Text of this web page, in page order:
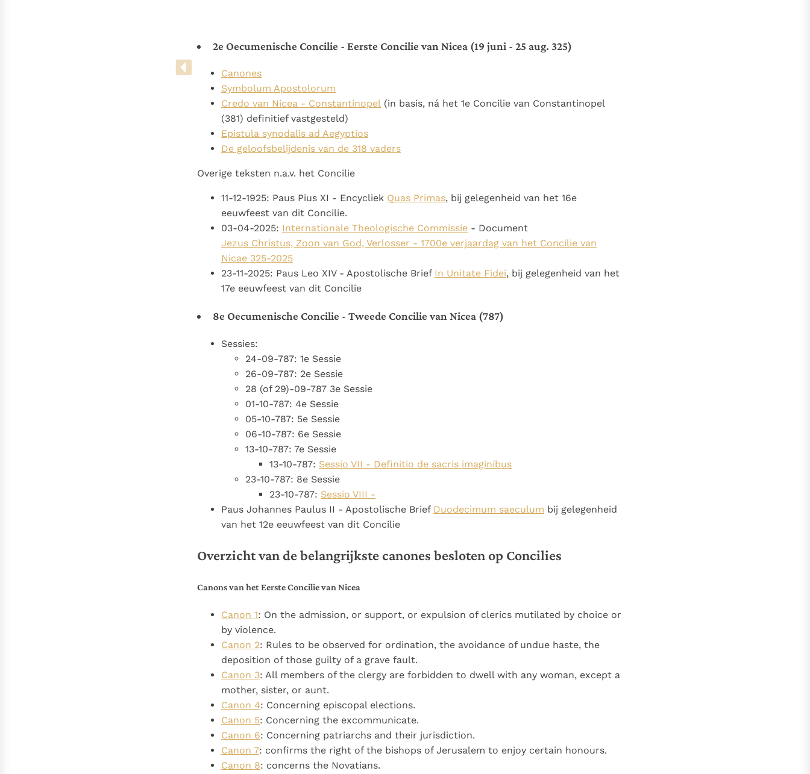
Gebruiksvoorwaarden
dwang
verschijnselen en de
innerlijk" toe te keren.
2e Oecumenische Concilie - Eerste Concilie van Nicea (19 juni - 25 aug. 325)
Canones
Symbolum Apostolorum
Credo van Nicea - Constantinopel (in basis, ná het 1e Concilie van Constantinopel
(381) definitief vastgesteld)
Epistula synodalis ad Aegyptios
De geloofsbelijdenis van de 318 vaders
Overige teksten n.a.v. het Concilie
11-12-1925: Paus Pius XI - Encycliek Quas Primas, bij gelegenheid van het 16e
eeuwfeest van dit Concilie.
03-04-2025: Internationale Theologische Commissie - Document
Jezus Christus, Zoon van God, Verlosser - 1700e verjaardag van het Concilie van
Nicae 325-2025
23-11-2025: Paus Leo XIV - Apostolische Brief In Unitate Fidei, bij gelegenheid van het
17e eeuwfeest van dit Concilie
8e Oecumenische Concilie - Tweede Concilie van Nicea (787)
Sessies:
24-09-787: 1e Sessie
26-09-787: 2e Sessie
28 (of 29)-09-787 3e Sessie
01-10-787: 4e Sessie
05-10-787: 5e Sessie
06-10-787: 6e Sessie
13-10-787: 7e Sessie
13-10-787: Sessio VII - Definitio de sacris imaginibus
23-10-787: 8e Sessie
23-10-787: Sessio VIII -
Paus Johannes Paulus II - Apostolische Brief Duodecimum saeculum bij gelegenheid
van het 12e eeuwfeest van dit Concilie
Overzicht van de belangrijkste canones besloten op Concilies
Canons van het Eerste Concilie van Nicea
Canon 1: On the admission, or support, or expulsion of clerics mutilated by choice or
by violence.
Canon 2: Rules to be observed for ordination, the avoidance of undue haste, the
deposition of those guilty of a grave fault.
Canon 3: All members of the clergy are forbidden to dwell with any woman, except a
mother, sister, or aunt.
Canon 4: Concerning episcopal elections.
Canon 5: Concerning the excommunicate.
Canon 6: Concerning patriarchs and their jurisdiction.
Canon 7: confirms the right of the bishops of Jerusalem to enjoy certain honours.
Canon 8: concerns the Novatians.